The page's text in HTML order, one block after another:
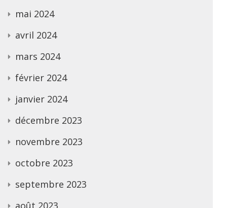
mai 2024
avril 2024
mars 2024
février 2024
janvier 2024
décembre 2023
novembre 2023
octobre 2023
septembre 2023
août 2023